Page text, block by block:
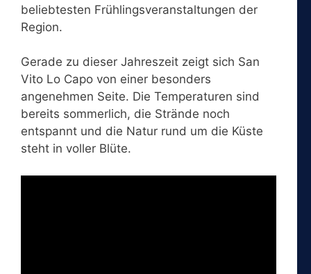
beliebtesten Frühlingsveranstaltungen der
Region.
Gerade zu dieser Jahreszeit zeigt sich San
Vito Lo Capo von einer besonders
angenehmen Seite. Die Temperaturen sind
bereits sommerlich, die Strände noch
entspannt und die Natur rund um die Küste
steht in voller Blüte.